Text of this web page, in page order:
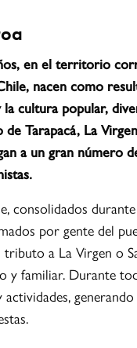
en el territorio
nacen como
cultura popular,
Tarapacá, La
a un gran número
consolidados
por gente del
tributo a La Virgen o
y familiar. Durante
actividades,